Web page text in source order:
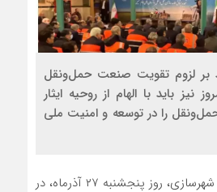
بر لزوم تقویت صنعت حمل‌ونقل
نیز باید با الهام از روحیه ایثار
را در توسعه و امنیت ملی
فرزانه صادق، وزیر راه و شهرسازی، روز پنجشنبه ۲۷ آذرماه، در